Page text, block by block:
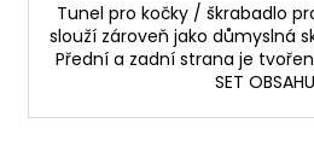
Tunel pro kočky / škrabadlo
slouží zároveň jako důmyslná
Přední a zadní strana je
SET